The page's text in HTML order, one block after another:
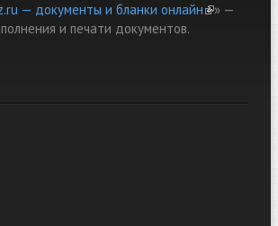
— документы и бланки онлайн(link is
» —
и печати документов.